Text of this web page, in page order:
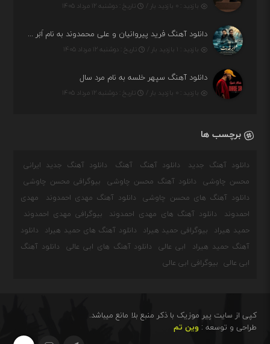
بازدید : ۰ بازدید بار / تاریخ : دوشنبه ۱۲ مرداد ۱۴۰۵
دانلود آهنگ فرید پیروانیان و علی محمدوند به نام اَبَر قدرت
بازدید : ۱ بازدید بار / تاریخ : دوشنبه ۱۲ مرداد ۱۴۰۵
دانلود آهنگ سپهر خلسه به نام مرد سال
بازدید : ۰ بازدید بار / تاریخ : دوشنبه ۱۲ مرداد ۱۴۰۵
برچسب ها
دانلود آهنگ جدید دانلود آهنگ آهنگ
دانلود آهنگ جدید ایرانی
محسن چاوشی
دانلود آهنگ محسن چاوشی
بیوگرافی محسن چاوشی
دانلود آهنگ های محسن چاوشی
دانلود آهنگ مهدی احمدوند
مهدی
احمدوند
دانلود آهنگ های مهدی احمدوند
بیوگرافی مهدی احمدوند
حمید هیراد
بیوگرافی حمید هیراد دانلود آهنگ های حمید هیراد
دانلود
آهنگ حمید هیراد
ابی عالی دانلود آهنگ های ابی عالی
دانلود آهنگ
ابی عالی
بیوگرافی ابی عالی
کپی از سایت پیر موزیک با ذکر منبع بلا مانع میباشد.
طراحی و توسعه :وین تم